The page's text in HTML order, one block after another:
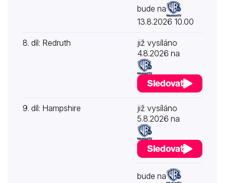
bude na
13.8.2026 10.00
8. díl: Redruth
již vysíláno
4.8.2026 na
Sledovat
9. díl: Hampshire
již vysíláno
5.8.2026 na
Sledovat
bude na